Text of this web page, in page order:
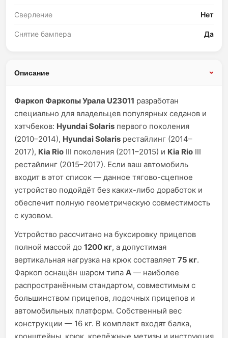
Сверление Нет
Снятие бампера Да
Описание
Фаркоп Фаркопы Урала U23011 разработан
специально для владельцев популярных седанов и
хэтчбеков: Hyundai Solaris первого поколения
(2010–2014), Hyundai Solaris рестайлинг (2014–
2017), Kia Rio III поколения (2011–2015) и Kia Rio III
рестайлинг (2015–2017). Если ваш автомобиль
входит в этот список — данное тягово-сцепное
устройство подойдёт без каких-либо доработок и
обеспечит полную геометрическую совместимость
с кузовом.
Устройство рассчитано на буксировку прицепов
полной массой до 1200 кг, а допустимая
вертикальная нагрузка на крюк составляет 75 кг.
Фаркоп оснащён шаром типа A — наиболее
распространённым стандартом, совместимым с
большинством прицепов, лодочных прицепов и
автомобильных платформ. Собственный вес
конструкции — 16 кг. В комплект входят балка,